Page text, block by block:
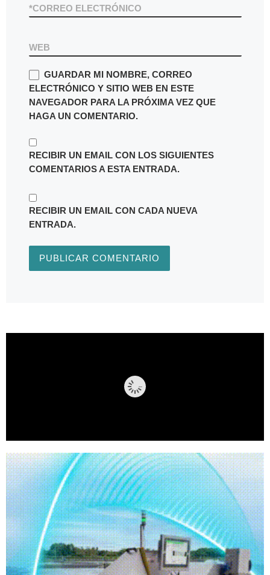
CORREO ELECTRÓNICO
*
WEB
GUARDAR MI NOMBRE, CORREO
ELECTRÓNICO Y SITIO WEB EN ESTE
NAVEGADOR PARA LA PRÓXIMA VEZ QUE
HAGA UN COMENTARIO.
RECIBIR UN EMAIL CON LOS SIGUIENTES
COMENTARIOS A ESTA ENTRADA.
RECIBIR UN EMAIL CON CADA NUEVA
ENTRADA.